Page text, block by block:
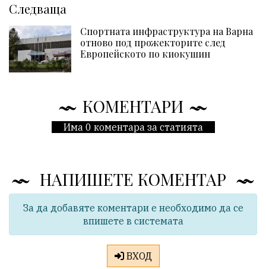
Следваща
Спортната инфраструктура на Варна
отново под прожекторите след
Европейското по киокушин
КОМЕНТАРИ
Има 0 коментара за статията
НАПИШЕТЕ КОМЕНТАР
За да добавяте коментари е необходимо да се
впишете в системата
ВХОД